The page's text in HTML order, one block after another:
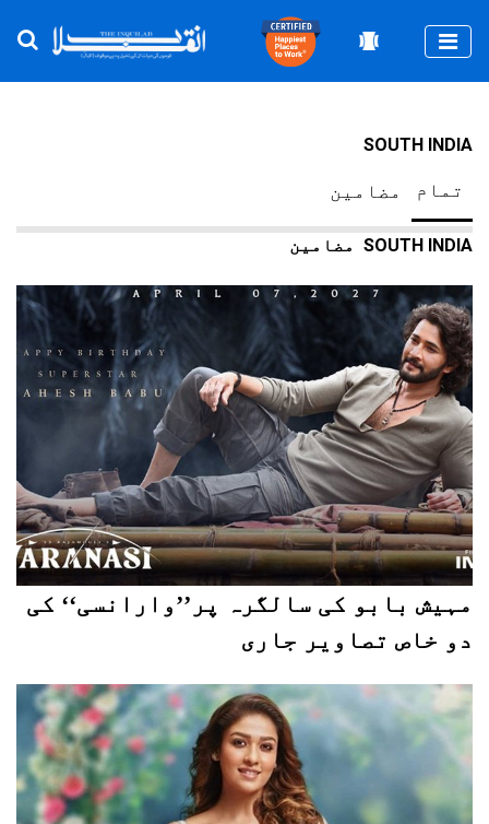
SOUTH INDIA
مضامین تمام
SOUTH INDIA
مہیش بابو کی سالگرہ پر’’وارانسی‘‘ کی
دو خاص تصاویر جاری